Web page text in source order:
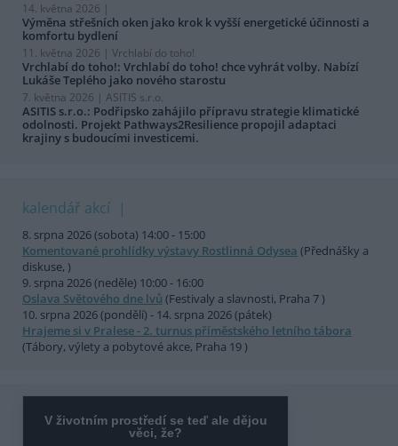
14. května 2026 |
Výměna střešních oken jako krok k vyšší energetické účinnosti a
komfortu bydlení
11. května 2026 | Vrchlabí do toho!
Vrchlabí do toho!: Vrchlabí do toho! chce vyhrát volby. Nabízí
Lukáše Teplého jako nového starostu
7. května 2026 | ASITIS s.r.o.
ASITIS s.r.o.: Podřipsko zahájilo přípravu strategie klimatické
odolnosti. Projekt Pathways2Resilience propojil adaptaci
krajiny s budoucími investicemi.
kalendář akcí
8. srpna 2026 (sobota) 14:00 - 15:00
Komentované prohlídky výstavy Rostlinná Odysea (Přednášky a
diskuse, )
9. srpna 2026 (neděle) 10:00 - 16:00
Oslava Světového dne lvů (Festivaly a slavnosti, Praha 7 )
10. srpna 2026 (pondělí) - 14. srpna 2026 (pátek)
Hrajeme si v Pralese - 2. turnus příměstského letního tábora
(Tábory, výlety a pobytové akce, Praha 19 )